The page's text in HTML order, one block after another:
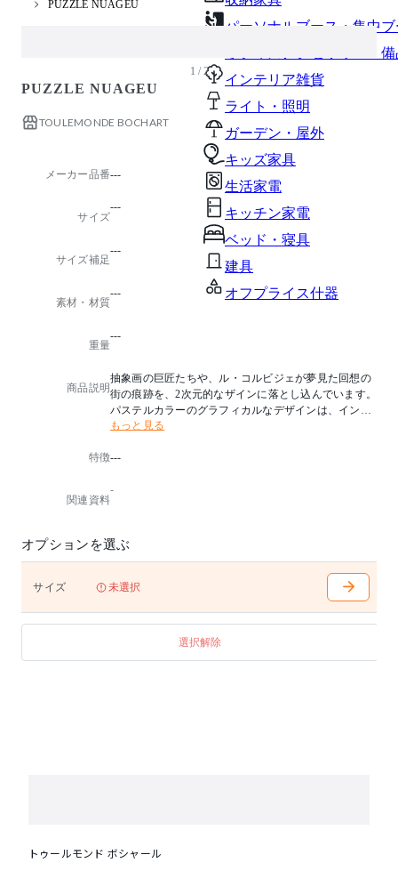
パーソナルブース・集中
オフィスアクセサリー・
インテリア雑貨
ライト・照明
ガーデン・屋外
キッズ家具
生活家電
キッチン家電
ベッド・寝具
建具
オフプライス什器
PUZZLE NUAGEU
1 / 2
PUZZLE NUAGEU
TOULEMONDE BOCHART
メーカー品番---
サイズ
---
サイズ補足
---
素材・材質
---
重量
---
商品説明
抽象画の巨匠たちや、ル・コルビジェが夢見た回想の
街の痕跡を、2次元的なザインに落とし込んでいます。
パステルカラーのグラフィカルなデザインは、インテ
リアを生き生きとさせ軽快な印象を与えます。(パステ
海外からの取り寄せ商品のため、お届けまで約1.5ヶ月
文後のキャンセルは原則お受けできません。予めご了
承ください。
■大型商品の搬入についての注意事項
お申し込みの前に、搬入経路を必ずご確認ください。
搬入できずに返品される場合は、中途解約となり、中
途解約手数料及び往復送料をご負担いただきます。予
もっと見る
特徴---
関連資料
-
オプションを選ぶ
サイズ 未選択
選択解除
トゥールモンド ボシャール